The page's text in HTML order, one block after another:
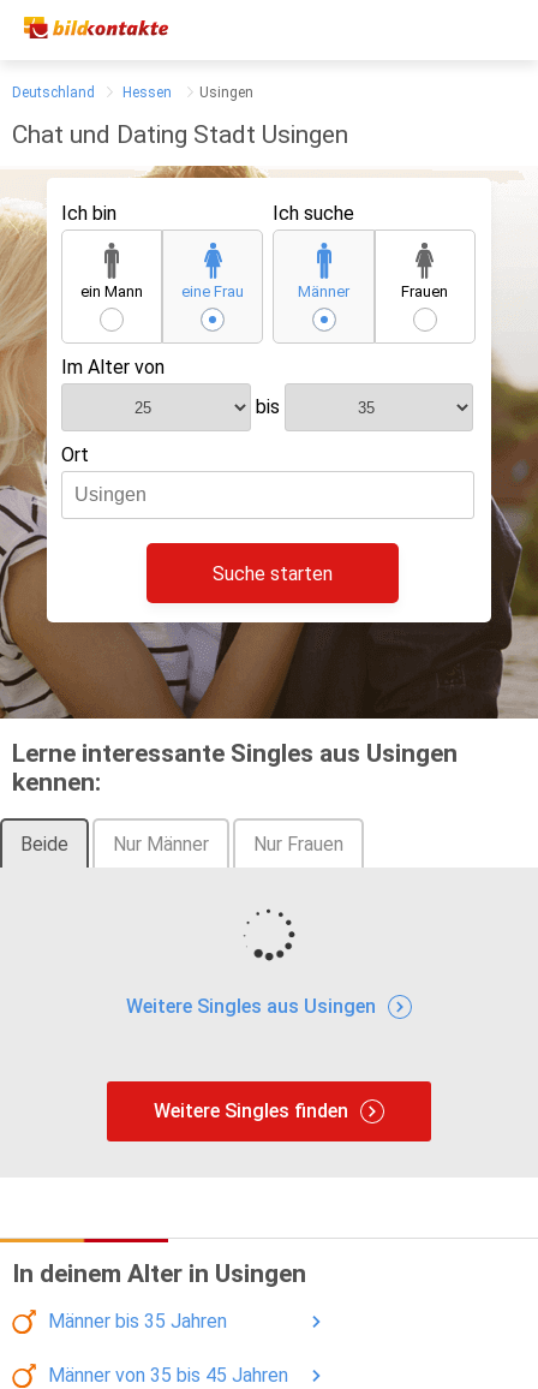
Deutschland Hessen Usingen
Chat und Dating Stadt Usingen
Ich bin
ein Mann eine Frau
Ich suche
Männer Frauen
Im Alter von
bis
Ort
Suche starten
Lerne interessante Singles aus Usingen
kennen:
Beide Nur Männer Nur Frauen
Weitere Singles aus Usingen
Weitere Singles finden
In deinem Alter in Usingen
Männer bis 35 Jahren
Männer von 35 bis 45 Jahren